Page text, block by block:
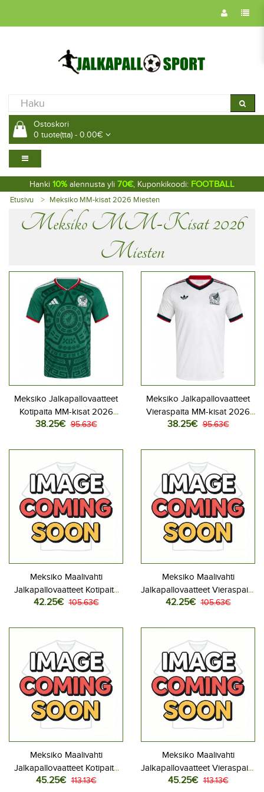
Ostoskori
0 tuote(tta) - 0.00€
Hanki 10% alennusta yli 70€, Kuponkikoodi: FOOTBALL
Etusivu Meksiko MM-kisat 2026 Miesten
Meksiko MM-Kisat 2026
Miesten
Meksiko Jalkapallovaatteet
Kotipaita MM-kisat 2026
Lyhythihainen
38.25€ 95.63€
Meksiko Jalkapallovaatteet
Vieraspaita MM-kisat 2026
Lyhythihainen
38.25€ 95.63€
Meksiko Maalivahti
Jalkapallovaatteet Kotipaita
MM-kisat 2026 Lyhythihainen
42.25€ 105.63€
Meksiko Maalivahti
Jalkapallovaatteet Vieraspaita
MM-kisat 2026 Lyhythihainen
42.25€ 105.63€
Meksiko Maalivahti
Jalkapallovaatteet Kotipaita
MM-kisat 2026 Pitkähihainen
45.25€ 113.13€
Meksiko Maalivahti
Jalkapallovaatteet Vieraspaita
MM-kisat 2026 Pitkähihainen
45.25€ 113.13€